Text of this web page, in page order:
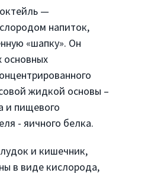
—
напиток,
«шапку». Он
основных
жидкой основы –
и пищевого
- яичного белка.
и кишечник,
в виде кислорода,